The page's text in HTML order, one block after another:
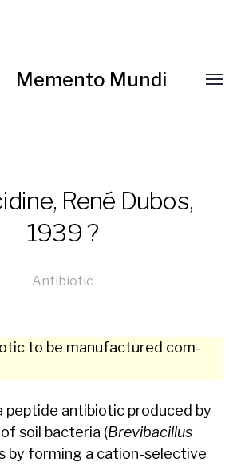
Memento Mundi
René Dubos,
1939 ?
Antibiotic
to be man­u­fac­tured com­
pep­tide antibi­ot­ic pro­duced by
soil bac­te­ria (Bre­vibacil­lus
by form­ing a cation-selec­tive